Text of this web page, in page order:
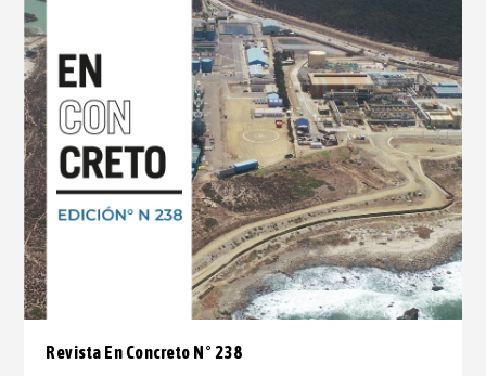
Revista En Concreto N° 238